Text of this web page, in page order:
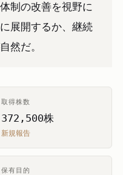
制の改善を視野に
展開するか、継続
然だ。
取得株数
372,500株
新規報告
保有目的